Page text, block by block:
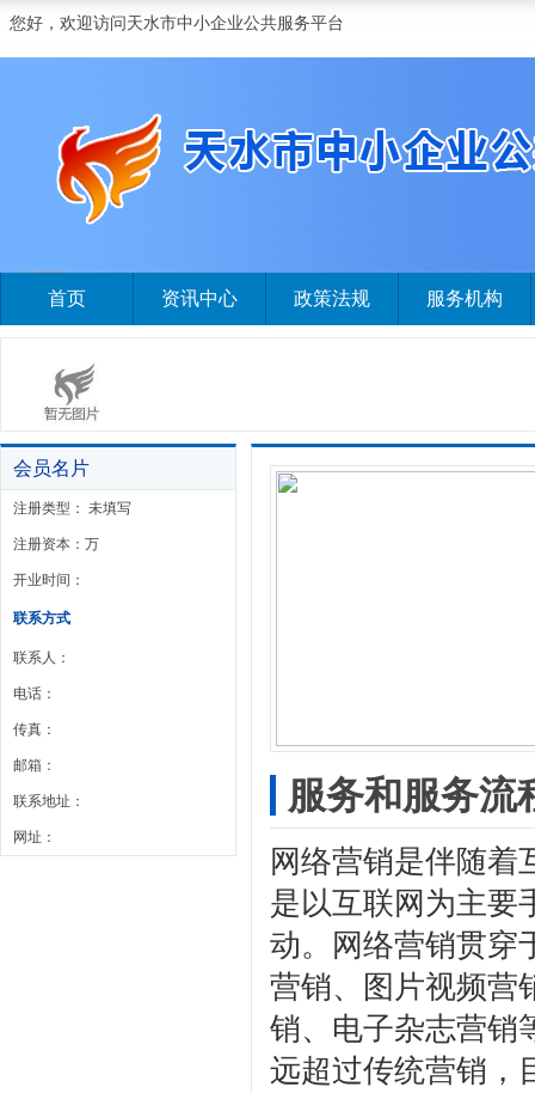
您好，欢迎访问天水市中小企业公共服务平台
首页 资讯中心 政策法规 服务机构
会员名片
注册类型： 未填写
注册资本：万
开业时间：
联系方式
联系人：
电话：
传真：
邮箱：
联系地址：
网址：
服务和服务流
网络营销是伴随着
是以互联网为主要
动。网络营销贯穿
营销、图片视频营
销、电子杂志营销
远超过传统营销，